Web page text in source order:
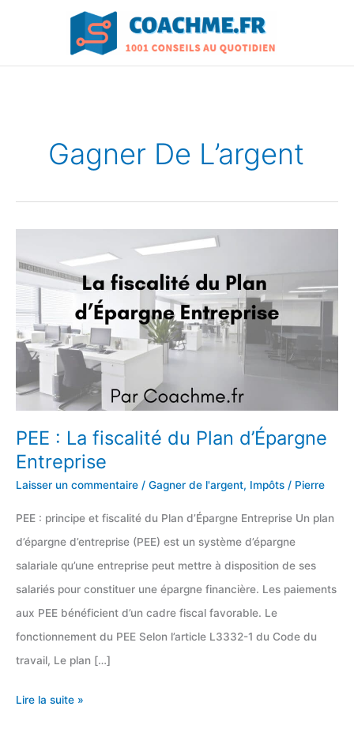
Gagner De L’argent
PEE : La fiscalité du Plan d’Épargne
Entreprise
Laisser un commentaire / Gagner de l'argent, Impôts / Pierre
PEE : principe et fiscalité du Plan d’Épargne Entreprise Un plan
d’épargne d’entreprise (PEE) est un système d’épargne
salariale qu’une entreprise peut mettre à disposition de ses
salariés pour constituer une épargne financière. Les paiements
aux PEE bénéficient d’un cadre fiscal favorable. Le
fonctionnement du PEE Selon l’article L3332-1 du Code du
travail, Le plan […]
PEE
Lire la suite »